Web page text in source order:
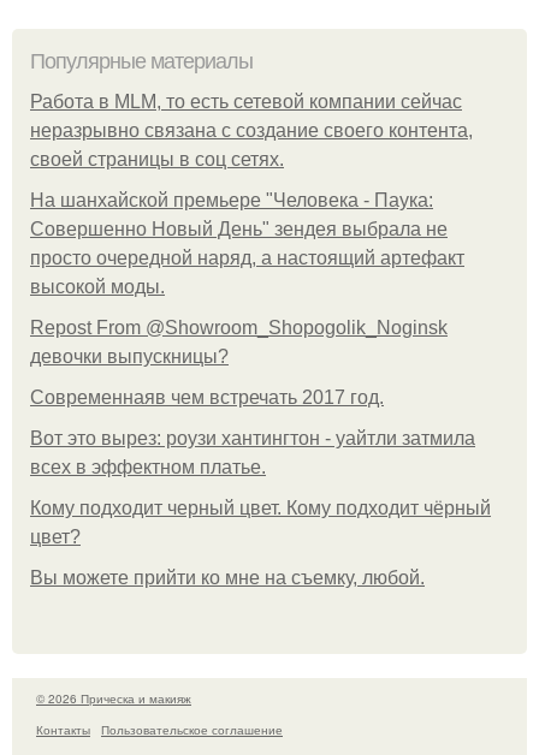
Популярные материалы
Работа в MLM, то есть сетевой компании сейчас
неразрывно связана с создание своего контента,
своей страницы в соц сетях.
На шанхайской премьере "Человека - Паука:
Совершенно Новый День" зендея выбрала не
просто очередной наряд, а настоящий артефакт
высокой моды.
Repost From @Showroom_Shopogolik_Noginsk
девочки выпускницы?
Современнаяв чем встречать 2017 год.
Вот это вырез: роузи хантингтон - уайтли затмила
всех в эффектном платьe.
Кому подходит черный цвет. Кому подходит чёрный
цвет?
Вы можете прийти ко мне на съемку, любой.
© 2026 Прическа и макияж
Контакты
Пользовательское соглашение